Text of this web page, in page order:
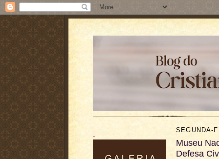
. SEGUNDA-
Museu
Defesa